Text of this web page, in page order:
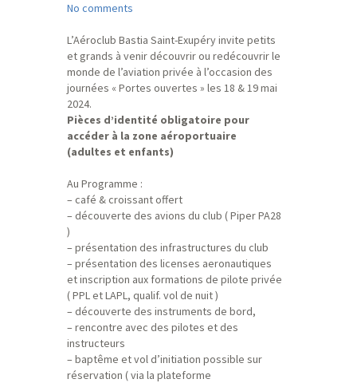
No comments
L’Aéroclub Bastia Saint-Exupéry invite petits
et grands à venir découvrir ou redécouvrir le
monde de l’aviation privée à l’occasion des
journées « Portes ouvertes » les 18 & 19 mai
2024.
Pièces d’identité obligatoire pour
accéder à la zone aéroportuaire
(adultes et enfants)
Au Programme :
– café & croissant offert
– découverte des avions du club ( Piper PA28
)
– présentation des infrastructures du club
– présentation des licenses aeronautiques
et inscription aux formations de pilote privée
( PPL et LAPL, qualif. vol de nuit )
– découverte des instruments de bord,
– rencontre avec des pilotes et des
instructeurs
– baptême et vol d’initiation possible sur
réservation ( via la plateforme